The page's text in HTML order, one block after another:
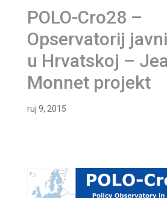
POLO-Cro28 –
Opservatorij
u Hrvatskoj –
Monnet projekt
ruj 9, 2015